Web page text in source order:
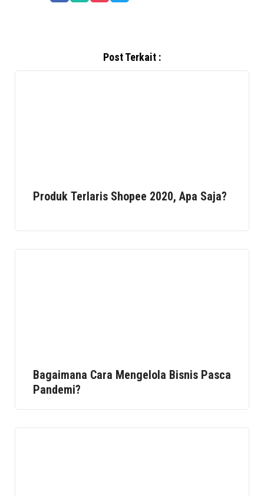
Post Terkait :
Produk Terlaris Shopee 2020, Apa Saja?
Bagaimana Cara Mengelola Bisnis Pasca
Pandemi?